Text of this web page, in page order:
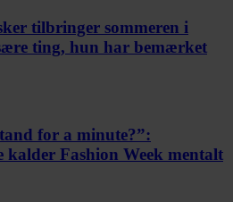
tilbringer sommeren i
ting, hun har bemærket
for a minute?”:
kalder Fashion Week mentalt